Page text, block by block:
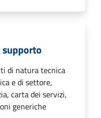
di natura tecnica
e di settore,
carta dei servizi,
generiche